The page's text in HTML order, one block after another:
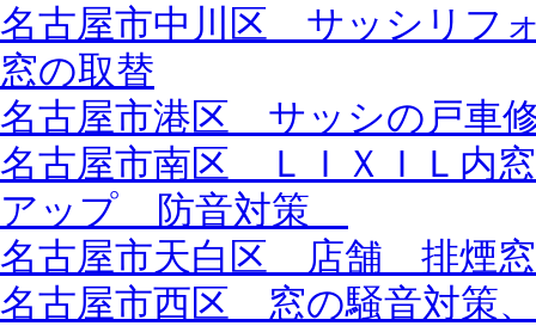
名古屋市中川区 サッシリフ
窓の取替
名古屋市港区 サッシの戸車
名古屋市南区 ＬＩＸＩＬ内
アップ 防音対策
名古屋市天白区 店舗 排煙
名古屋市西区 窓の騒音対策